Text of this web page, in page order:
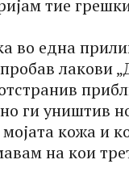
тие
во една
лакови
ги уништив
кожа и
на кои